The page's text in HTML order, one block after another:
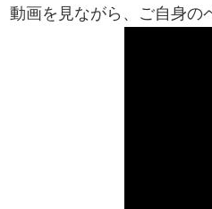
動画を見ながら、ご自身の